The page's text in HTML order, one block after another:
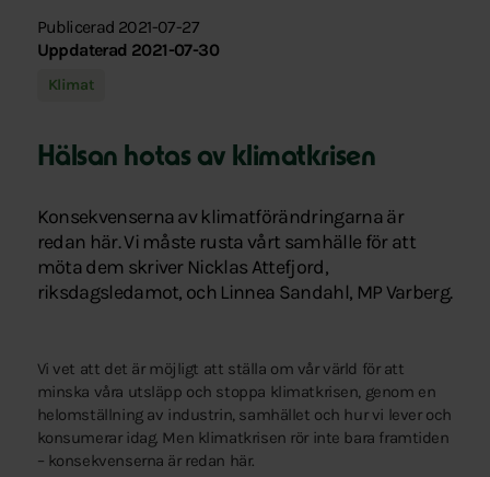
Publicerad 2021-07-27
Uppdaterad 2021-07-30
Klimat
Hälsan hotas av klimatkrisen
Konsekvenserna av klimatförändringarna är
redan här. Vi måste rusta vårt samhälle för att
möta dem skriver Nicklas Attefjord,
riksdagsledamot, och Linnea Sandahl, MP Varberg.
Vi vet att det är möjligt att ställa om vår värld för att
minska våra utsläpp och stoppa klimatkrisen, genom en
helomställning av industrin, samhället och hur vi lever och
konsumerar idag. Men klimatkrisen rör inte bara framtiden
– konsekvenserna är redan här.